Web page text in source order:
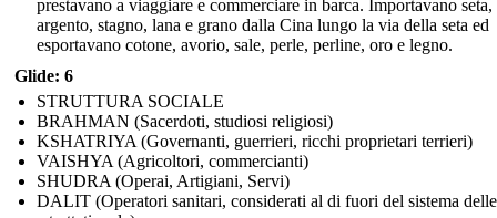
prestavano a viaggiare e commerciare in barca. Importavano seta,
argento, stagno, lana e grano dalla Cina lungo la via della seta ed
esportavano cotone, avorio, sale, perle, perline, oro e legno.
Glide: 6
STRUTTURA SOCIALE
BRAHMAN (Sacerdoti, studiosi religiosi)
KSHATRIYA (Governanti, guerrieri, ricchi proprietari terrieri)
VAISHYA (Agricoltori, commercianti)
SHUDRA (Operai, Artigiani, Servi)
DALIT (Operatori sanitari, considerati al di fuori del sistema delle